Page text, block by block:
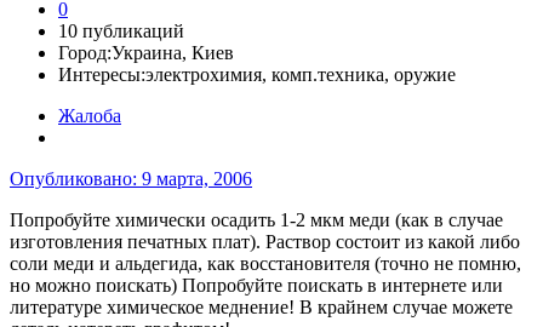
0
10 публикаций
Город:Украина, Киев
Интересы:электрохимия, комп.техника, оружие
Жалоба
Опубликовано: 9 марта, 2006
Попробуйте химически осадить 1-2 мкм меди (как в случае
изготовления печатных плат). Раствор состоит из какой либо
соли меди и альдегида, как восстановителя (точно не помню,
но можно поискать) Попробуйте поискать в интернете или
литературе химическое меднение! В крайнем случае можете